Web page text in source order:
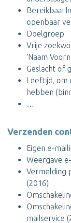
openbaar
Doelgroep
Vrije
‘Naam
Geslacht of
Leeftijd, om
hebben
…
Verzenden
Eigen e-
Weergave
Vermelding
(2016)
mailservice